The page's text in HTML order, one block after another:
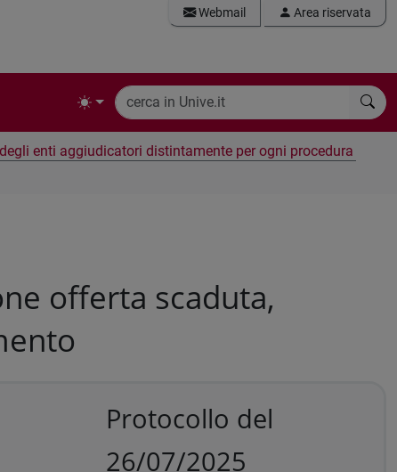
Webmail Area riservata
enti aggiudicatori distintamente per ogni procedura
offerta scaduta,
Protocollo del
26/07/2025